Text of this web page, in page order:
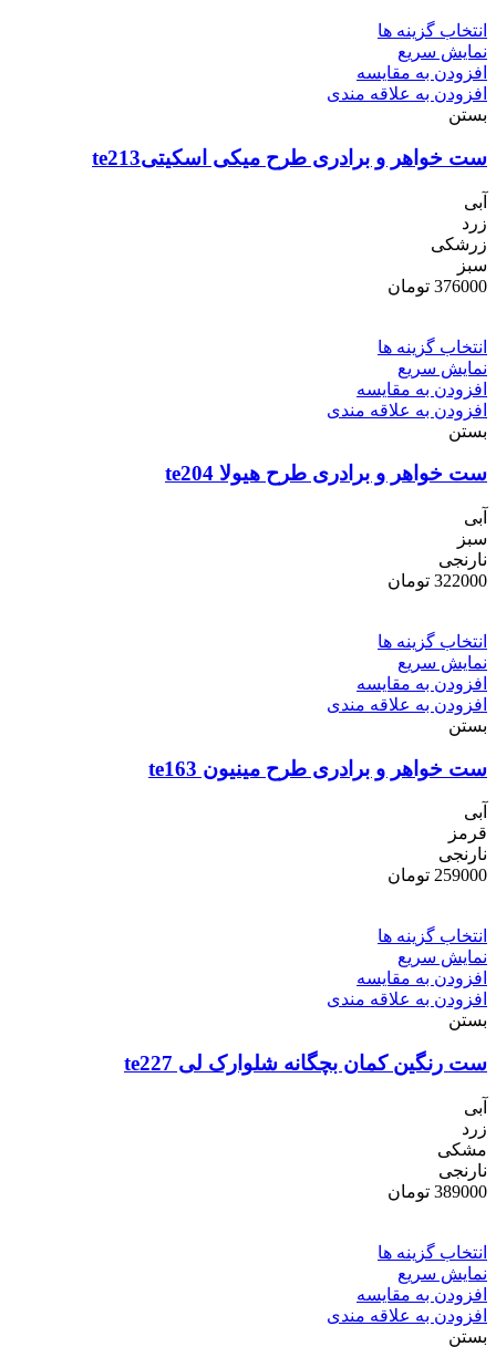
انتخاب گزینه ها
نمایش سریع
افزودن به مقایسه
افزودن به علاقه مندی
بستن
ست خواهر و برادری طرح میکی اسکیتیte213
آبی
زرد
زرشکی
سبز
376000 تومان
انتخاب گزینه ها
نمایش سریع
افزودن به مقایسه
افزودن به علاقه مندی
بستن
ست خواهر و برادری طرح هیولا te204
آبی
سبز
نارنجی
322000 تومان
انتخاب گزینه ها
نمایش سریع
افزودن به مقایسه
افزودن به علاقه مندی
بستن
ست خواهر و برادری طرح مینیون te163
آبی
قرمز
نارنجی
259000 تومان
انتخاب گزینه ها
نمایش سریع
افزودن به مقایسه
افزودن به علاقه مندی
بستن
ست رنگین کمان بچگانه شلوارک لی te227
آبی
زرد
مشکی
نارنجی
389000 تومان
انتخاب گزینه ها
نمایش سریع
افزودن به مقایسه
افزودن به علاقه مندی
بستن